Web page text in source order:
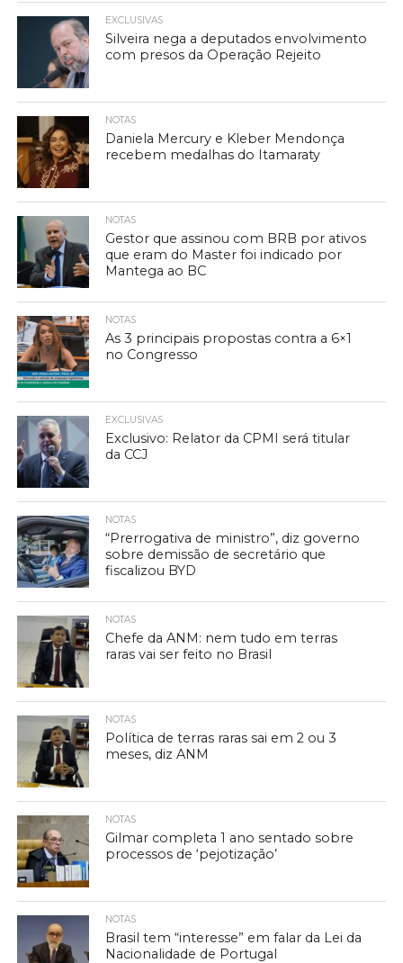
EXCLUSIVAS
Silveira nega a deputados envolvimento
com presos da Operação Rejeito
NOTAS
Daniela Mercury e Kleber Mendonça
recebem medalhas do Itamaraty
NOTAS
Gestor que assinou com BRB por ativos
que eram do Master foi indicado por
Mantega ao BC
NOTAS
As 3 principais propostas contra a 6×1
no Congresso
EXCLUSIVAS
Exclusivo: Relator da CPMI será titular
da CCJ
NOTAS
“Prerrogativa de ministro”, diz governo
sobre demissão de secretário que
fiscalizou BYD
NOTAS
Chefe da ANM: nem tudo em terras
raras vai ser feito no Brasil
NOTAS
Política de terras raras sai em 2 ou 3
meses, diz ANM
NOTAS
Gilmar completa 1 ano sentado sobre
processos de ‘pejotização’
NOTAS
Brasil tem “interesse” em falar da Lei da
Nacionalidade de Portugal